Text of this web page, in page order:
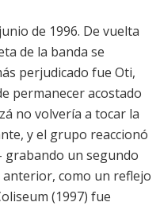
de 1996. De vuelta
de la banda se
perjudicado fue Oti,
permanecer acostado
no volvería a tocar la
y el grupo reaccionó
grabando un segundo
anterior, como un reflejo
(1997) fue